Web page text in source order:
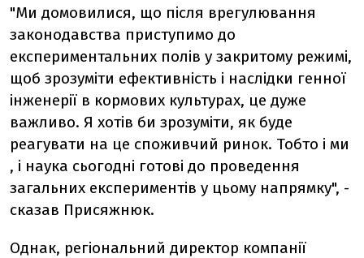
"Ми домовилися, що після врегулювання
законодавства приступимо до
експериментальних полів у закритому режимі,
щоб зрозуміти ефективність і наслідки генної
інженерії в кормових культурах, це дуже
важливо. Я хотів би зрозуміти, як буде
реагувати на це споживчий ринок. Тобто і ми
, і наука сьогодні готові до проведення
загальних експериментів у цьому напрямку", -
сказав Присяжнюк.
Однак, регіональний директор компанії